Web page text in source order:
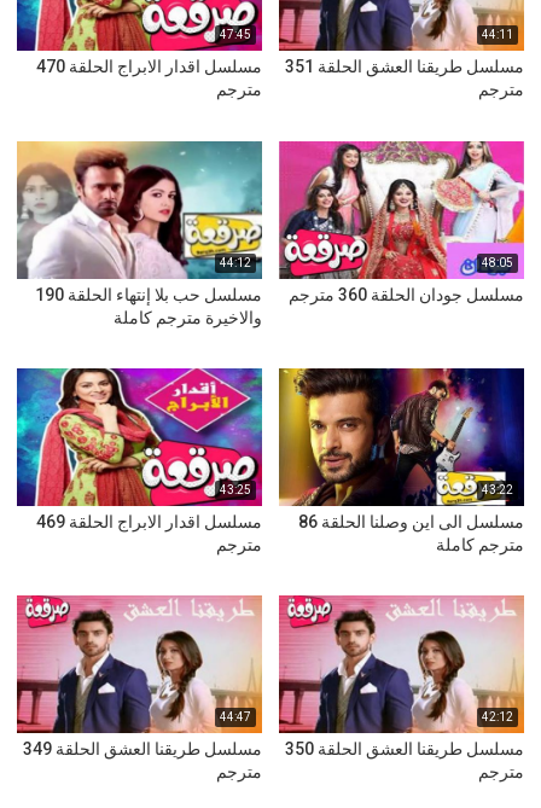
44:11
مسلسل طريقنا العشق الحلقة 351
مترجم
47:45
مسلسل اقدار الابراج الحلقة 470
مترجم
48:05
مسلسل جودان الحلقة 360 مترجم
44:12
مسلسل حب بلا إنتهاء الحلقة 190
والاخيرة مترجم كاملة
43:22
مسلسل الى اين وصلنا الحلقة 86
مترجم كاملة
43:25
مسلسل اقدار الابراج الحلقة 469
مترجم
42:12
مسلسل طريقنا العشق الحلقة 350
مترجم
44:47
مسلسل طريقنا العشق الحلقة 349
مترجم